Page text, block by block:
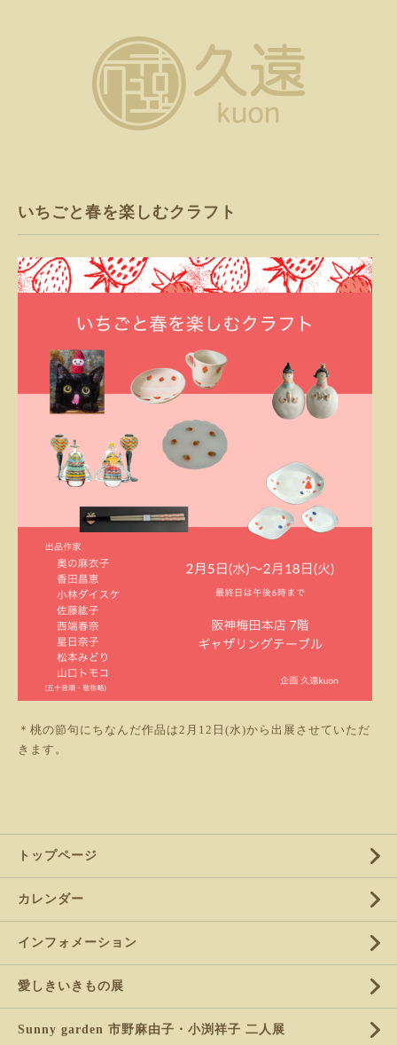
いちごと春を楽しむクラフト
＊桃の節句にちなんだ作品は2月12日(水)から出展させていただ
きます。
トップページ
カレンダー
インフォメーション
愛しきいきもの展
Sunny garden 市野麻由子・小渕祥子 二人展